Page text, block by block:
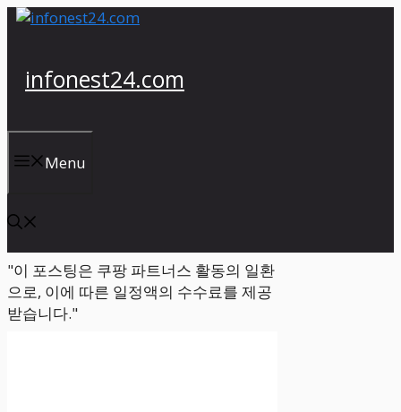
컨
기
infonest24.com
Menu
"이 포스팅은 쿠팡 파트너스 활동의 일환
으로, 이에 따른 일정액의 수수료를 제공
받습니다."